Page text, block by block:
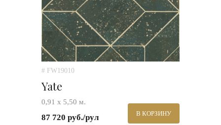
# FW19010
Yate
0,91 х 5,50 м.
87 720 руб./рул В КОРЗИНУ